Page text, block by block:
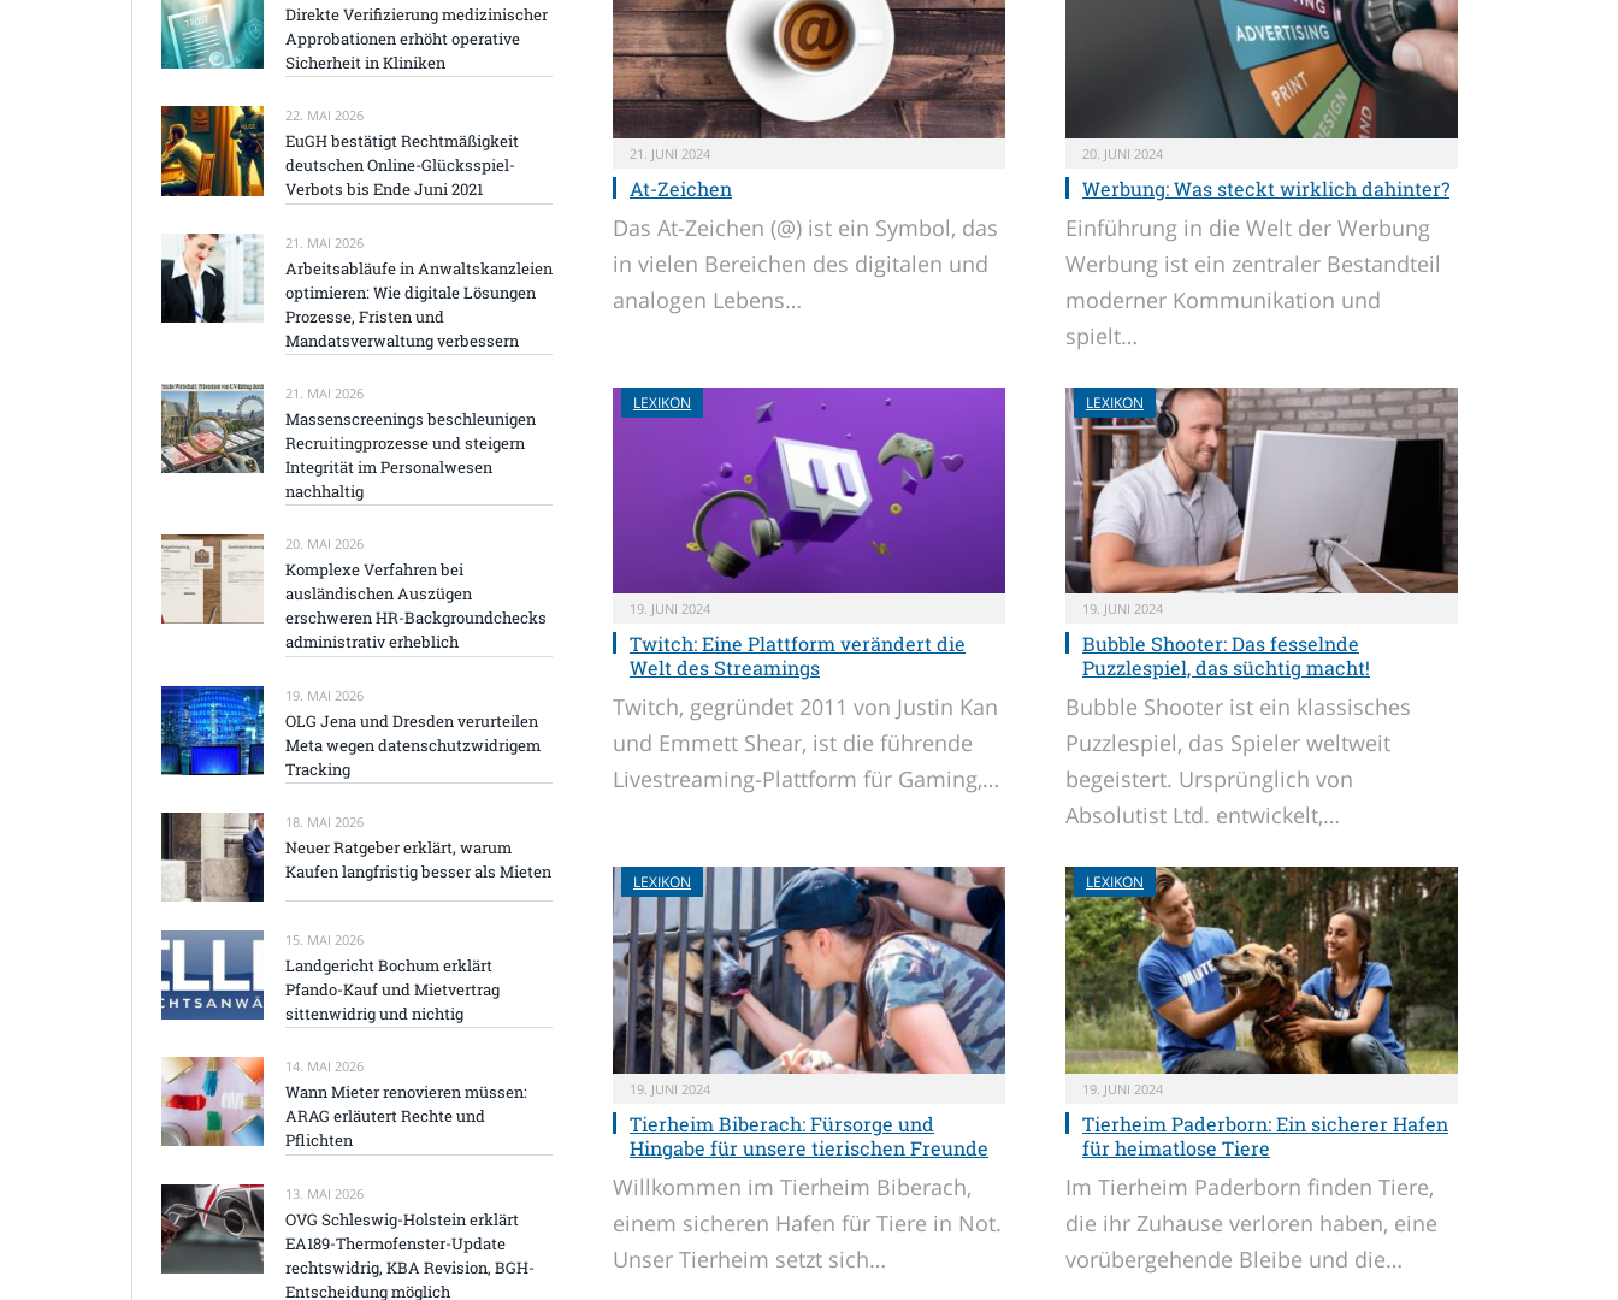
21. JUNI 2024
At-Zeichen
Das At-Zeichen (@) ist ein Symbol, das
in vielen Bereichen des digitalen und
analogen Lebens…
20. JUNI 2024
Werbung: Was steckt wirklich dahinter?
Einführung in die Welt der Werbung
Werbung ist ein zentraler Bestandteil
moderner Kommunikation und
spielt…
LEXIKON
19. JUNI 2024
Twitch: Eine Plattform verändert die
Welt des Streamings
Twitch, gegründet 2011 von Justin Kan
und Emmett Shear, ist die führende
Livestreaming-Plattform für Gaming,…
LEXIKON
19. JUNI 2024
Bubble Shooter: Das fesselnde
Puzzlespiel, das süchtig macht!
Bubble Shooter ist ein klassisches
Puzzlespiel, das Spieler weltweit
begeistert. Ursprünglich von
Absolutist Ltd. entwickelt,…
LEXIKON
19. JUNI 2024
Tierheim Biberach: Fürsorge und
Hingabe für unsere tierischen Freunde
Willkommen im Tierheim Biberach,
einem sicheren Hafen für Tiere in Not.
Unser Tierheim setzt sich…
LEXIKON
19. JUNI 2024
Tierheim Paderborn: Ein sicherer Hafen
für heimatlose Tiere
Im Tierheim Paderborn finden Tiere,
die ihr Zuhause verloren haben, eine
vorübergehende Bleibe und die…
Direkte Verifizierung medizinischer
Approbationen erhöht operative
Sicherheit in Kliniken
22. MAI 2026
EuGH bestätigt Rechtmäßigkeit
deutschen Online-Glücksspiel-
Verbots bis Ende Juni 2021
21. MAI 2026
Arbeitsabläufe in Anwaltskanzleien
optimieren: Wie digitale Lösungen
Prozesse, Fristen und
Mandatsverwaltung verbessern
21. MAI 2026
Massenscreenings beschleunigen
Recruitingprozesse und steigern
Integrität im Personalwesen
nachhaltig
20. MAI 2026
Komplexe Verfahren bei
ausländischen Auszügen
erschweren HR-Backgroundchecks
administrativ erheblich
19. MAI 2026
OLG Jena und Dresden verurteilen
Meta wegen datenschutzwidrigem
Tracking
18. MAI 2026
Neuer Ratgeber erklärt, warum
Kaufen langfristig besser als Mieten
15. MAI 2026
Landgericht Bochum erklärt
Pfando-Kauf und Mietvertrag
sittenwidrig und nichtig
14. MAI 2026
Wann Mieter renovieren müssen:
ARAG erläutert Rechte und
Pflichten
13. MAI 2026
OVG Schleswig-Holstein erklärt
EA189-Thermofenster-Update
rechtswidrig, KBA Revision, BGH-
Entscheidung möglich